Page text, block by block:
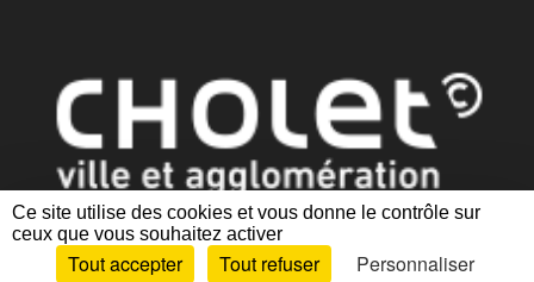
Ce site utilise des cookies et vous donne le contrôle sur
ceux que vous souhaitez activer
Tout accepter Tout refuser Personnaliser
Mentions légales|Politique de confidentialité
des cookies |Plan du site Accessibilité : partiellement conforme